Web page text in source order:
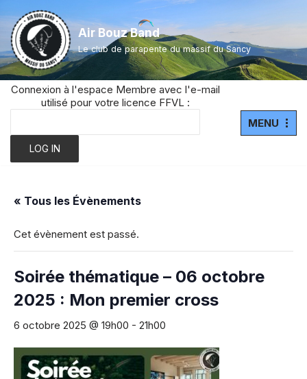
Aller
au
contenu
Air Bouz Band
Le club de parapente du massif du Sancy
Connexion à l'espace Membre avec l'e-mail
utilisé pour votre licence FFVL :
MENU
« Tous les Évènements
Cet évènement est passé.
Soirée thématique – 06 octobre
2025 : Mon premier cross
6 octobre 2025 @ 19h00 - 21h00